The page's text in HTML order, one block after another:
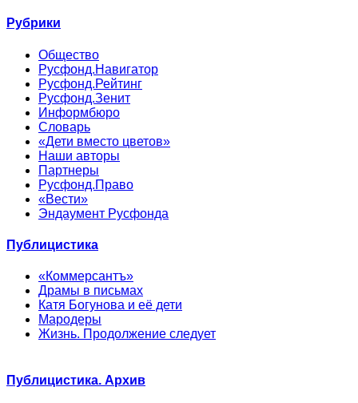
Рубрики
Общество
Русфонд.Навигатор
Русфонд.Рейтинг
Русфонд.Зенит
Информбюро
Словарь
«Дети вместо цветов»
Наши авторы
Партнеры
Русфонд.Право
«Вести»
Эндаумент Русфонда
Публицистика
«Коммерсантъ»
Драмы в письмах
Катя Богунова и её дети
Мародеры
Жизнь. Продолжение следует
Публицистика. Архив